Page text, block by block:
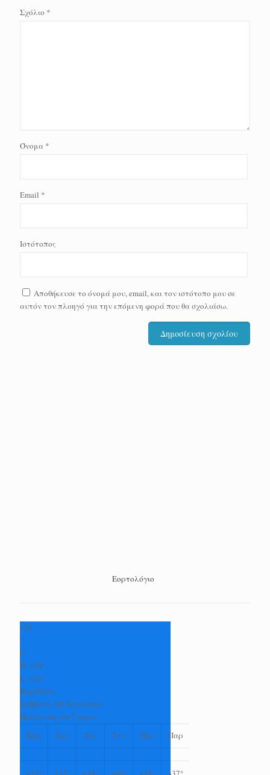
Σχόλιο *
Όνομα *
Email *
Ιστότοπος
Αποθήκευσε το όνομά μου, email, και τον ιστότοπο μου σε
αυτόν τον πλοηγό για την επόμενη φορά που θα σχολιάσω.
Εορτολόγιο
+36
°
C
H: +38°
L: +26°
Καρδίτσα
Σάββατο, 08 Αύγουστος
Πρόγνωση για 7 μέρες
Κυρ
Δευ Τρι Τετ Πεμ Παρ